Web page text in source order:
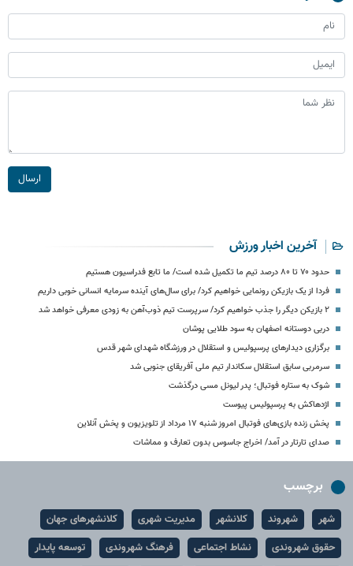
ارسال
آخرین اخبار ورزش
حدود ۷۰ تا ۸۰ درصد تیم ما تکمیل شده است/ ما تابع فدراسیون هستیم
فردا از یک بازیکن رونمایی خواهیم کرد/ برای سال‌های آینده سرمایه انسانی خوبی داریم
۲ بازیکن دیگر را جذب خواهیم کرد/ سرپرست تیم ذوب‌آهن به زودی معرفی خواهد شد
دربی دوستانه اصفهان به سود طلایی پوشان
برگزاری دیدارهای پرسپولیس و استقلال در ورزشگاه شهدای شهر قدس
سرمربی سابق استقلال سکاندار تیم ملی آفریقای جنوبی شد
شوک به ستاره فوتبال؛ پدر لیونل مسی درگذشت
اژدهاکش به پرسپولیس پیوست
پخش زنده بازی‌های فوتبال امروز شنبه ۱۷ مرداد از تلویزیون و پخش آنلاین
صدای تارتار در آمد/ اخراج جاسوس بدون تعارف و مماشات
برچسب
شهر شهروند کلانشهر مدیریت شهری
کلانشهرهای جهان
حقوق شهروندی
نشاط اجتماعی فرهنگ شهروندی
توسعه پایدار